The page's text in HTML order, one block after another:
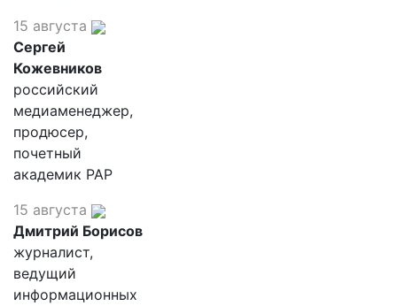
15 августа
Сергей
Кожевников
российский
медиаменеджер,
продюсер,
почетный
академик РАР
15 августа
Дмитрий Борисов
журналист,
ведущий
информационных